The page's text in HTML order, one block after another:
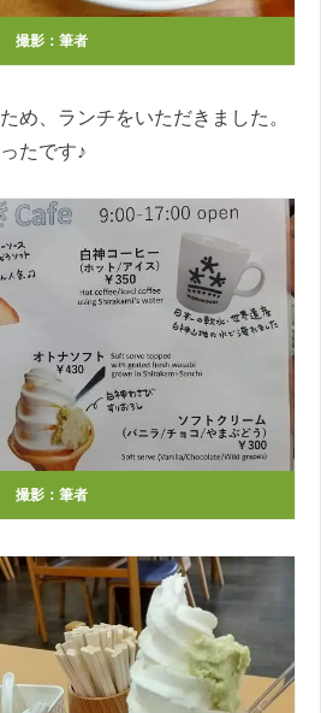
撮影：筆者
め、ランチをいただきました。
たです♪
撮影：筆者